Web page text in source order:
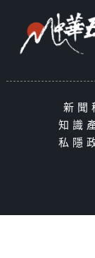
新聞
知識
私隱